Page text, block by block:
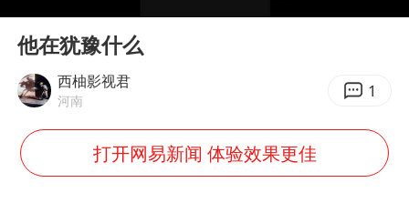
百花奖开幕式
38岁演员求职万岁山NPC成功
Play
他在犹豫什么
西柚影视君
河南 1
打开网易新闻 体验效果更佳